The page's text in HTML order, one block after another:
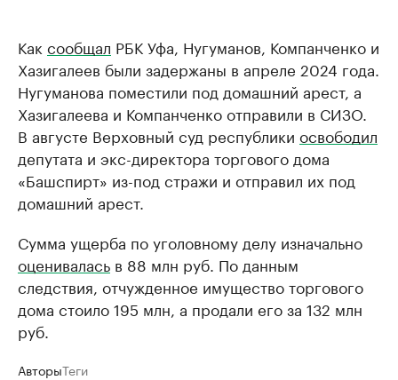
Как сообщал РБК Уфа, Нугуманов, Компанченко и
Хазигалеев были задержаны в апреле 2024 года.
Нугуманова поместили под домашний арест, а
Хазигалеева и Компанченко отправили в СИЗО.
В августе Верховный суд республики освободил
депутата и экс-директора торгового дома
«Башспирт» из-под стражи и отправил их под
домашний арест.
Сумма ущерба по уголовному делу изначально
оценивалась в 88 млн руб. По данным
следствия, отчужденное имущество торгового
дома стоило 195 млн, а продали его за 132 млн
руб.
АвторыТеги